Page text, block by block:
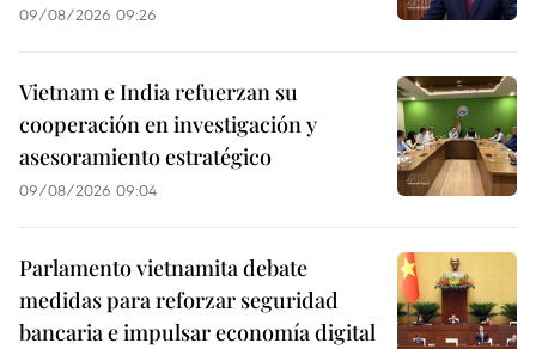
09/08/2026 09:26
Vietnam e India refuerzan su
cooperación en investigación y
asesoramiento estratégico
09/08/2026 09:04
Parlamento vietnamita debate
medidas para reforzar seguridad
bancaria e impulsar economía digital